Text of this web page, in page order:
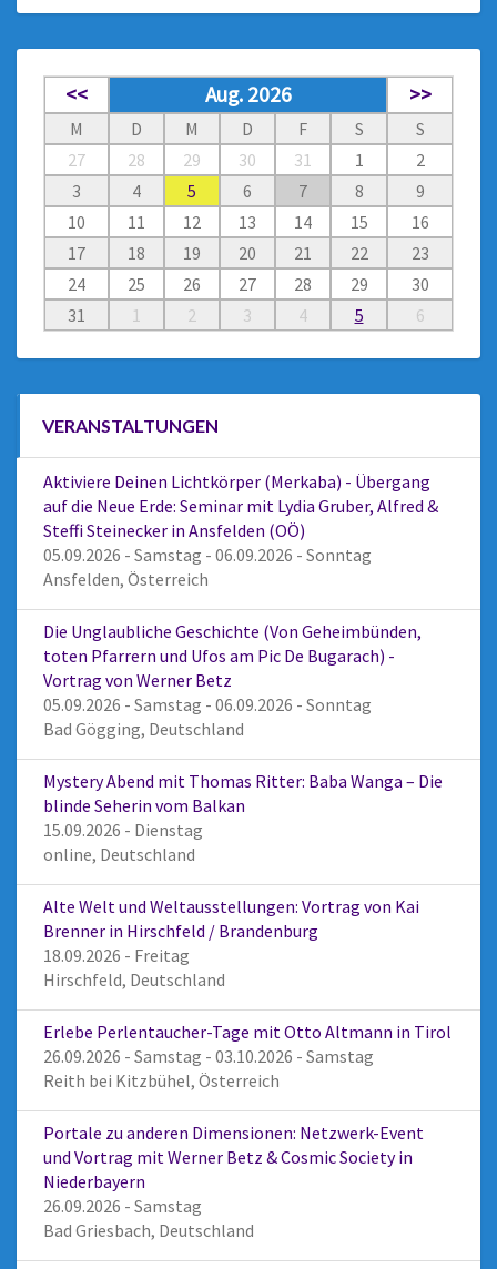
<< Aug. 2026 >>
M D M D F S
S
27
28 29 30 31 1
2
3
4 5 6 7 8
9
10
11 12 13 14 15
16
17
18 19 20 21 22
23
24
25 26 27 28 29
30
31
1 2 3 4 5 6
VERANSTALTUNGEN
Aktiviere Deinen Lichtkörper (Merkaba) - Übergang
auf die Neue Erde: Seminar mit Lydia Gruber, Alfred &
Steffi Steinecker in Ansfelden (OÖ)
05.09.2026 - Samstag - 06.09.2026 - Sonntag
Ansfelden, Österreich
Die Unglaubliche Geschichte (Von Geheimbünden,
toten Pfarrern und Ufos am Pic De Bugarach) -
Vortrag von Werner Betz
05.09.2026 - Samstag - 06.09.2026 - Sonntag
Bad Gögging, Deutschland
Mystery Abend mit Thomas Ritter: Baba Wanga – Die
blinde Seherin vom Balkan
15.09.2026 - Dienstag
online, Deutschland
Alte Welt und Weltausstellungen: Vortrag von Kai
Brenner in Hirschfeld / Brandenburg
18.09.2026 - Freitag
Hirschfeld, Deutschland
Erlebe Perlentaucher-Tage mit Otto Altmann in Tirol
26.09.2026 - Samstag - 03.10.2026 - Samstag
Reith bei Kitzbühel, Österreich
Portale zu anderen Dimensionen: Netzwerk-Event
und Vortrag mit Werner Betz & Cosmic Society in
Niederbayern
26.09.2026 - Samstag
Bad Griesbach, Deutschland